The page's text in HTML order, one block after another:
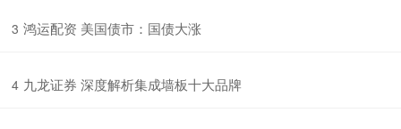
3 ​鸿运配资 美国债市：国债大涨
4 ​九龙证券 深度解析集成墙板十大品牌